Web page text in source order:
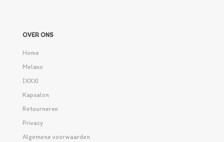
OVER ONS
Home
Melano
IXXXI
Kapsalon
Retourneren
Privacy
Algemene voorwaarden